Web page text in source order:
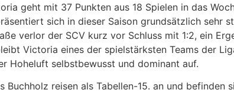
geht mit 37 Punkten aus 18 Spielen in das
sich in dieser Saison grundsätzlich sehr
verlor der SCV kurz vor Schluss mit 1:2, ein
Victoria eines der spielstärksten Teams der
Hoheluft selbstbewusst und dominant auf.
Buchholz reisen als Tabellen-15. an und